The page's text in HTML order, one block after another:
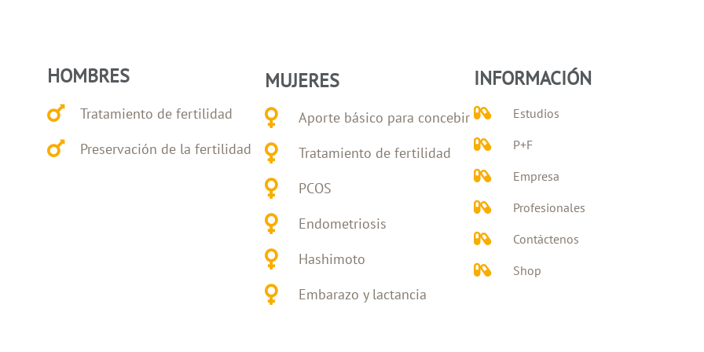
HOMBRES
Tratamiento de fertilidad
Preservación de la fertilidad
MUJERES
Aporte básico para concebir
Tratamiento de fertilidad
PCOS
Endometriosis
Hashimoto
Embarazo y lactancia
INFORMACIÓN
Estudios
P+F
Empresa
Profesionales
Contáctenos
Shop